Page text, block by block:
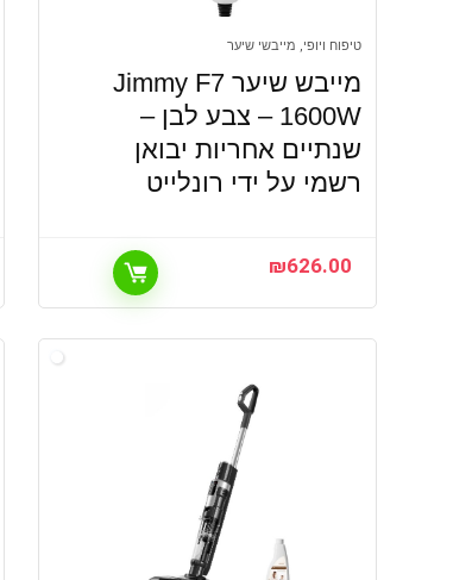
טיפוח ויופי, מייבשי שיער
מייבש שיער Jimmy F7
1600W – צבע לבן –
שנתיים אחריות יבואן
רשמי על ידי רונלייט
₪626.00